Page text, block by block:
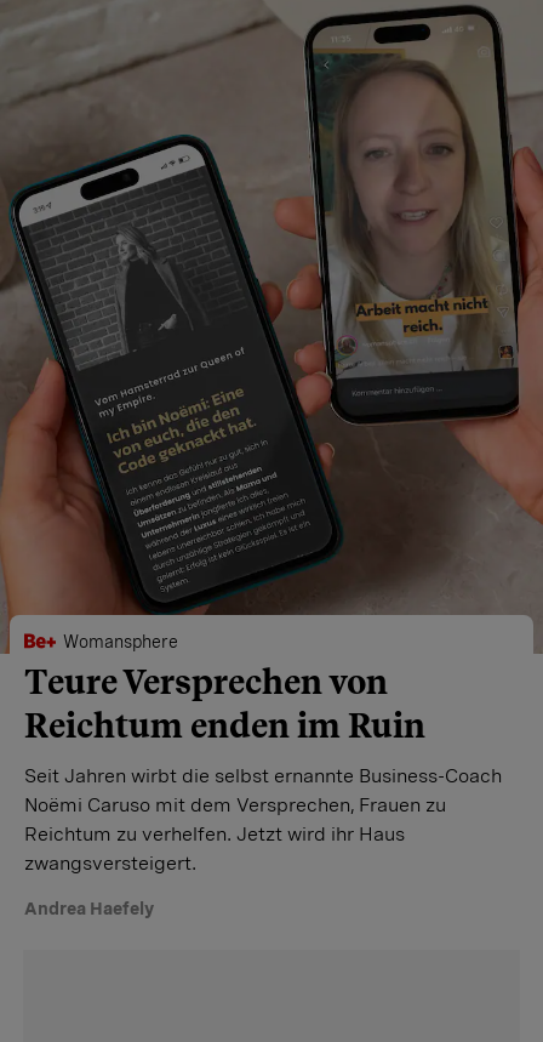
Womansphere
Teure Versprechen von
Reichtum enden im Ruin
Seit Jahren wirbt die selbst ernannte Business-Coach
Noëmi Caruso mit dem Versprechen, Frauen zu
Reichtum zu verhelfen. Jetzt wird ihr Haus
zwangsversteigert.
Andrea Haefely